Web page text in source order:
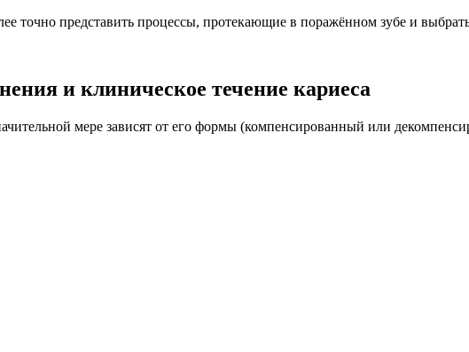
точно представить процессы, протекающие в поражённом зубе и
и клиническое течение кариеса
мере зависят от его формы (компенсированный или